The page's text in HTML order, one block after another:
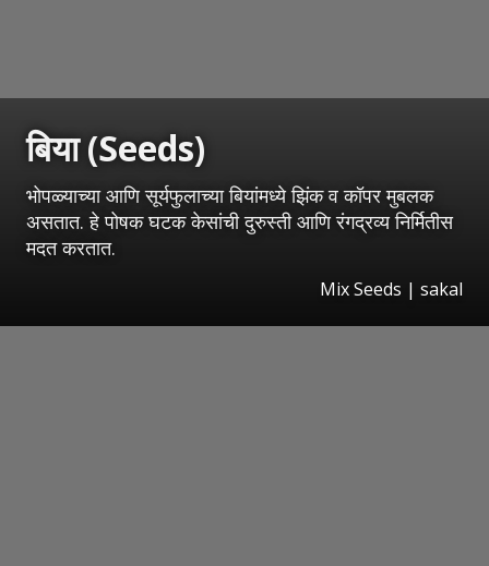
बिया (Seeds)
भोपळ्याच्या आणि सूर्यफुलाच्या बियांमध्ये झिंक व कॉपर मुबलक
असतात. हे पोषक घटक केसांची दुरुस्ती आणि रंगद्रव्य निर्मितीस
मदत करतात.
Mix Seeds | sakal